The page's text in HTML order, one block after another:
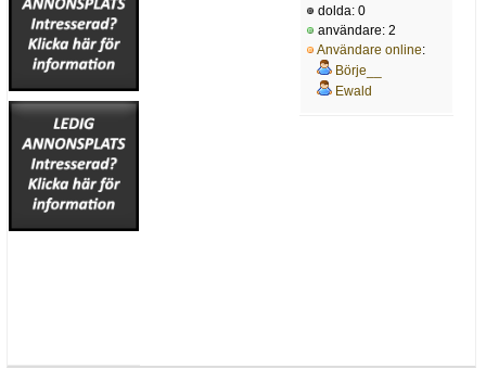
dolda: 0
användare: 2
Användare online:
Börje__
Ewald